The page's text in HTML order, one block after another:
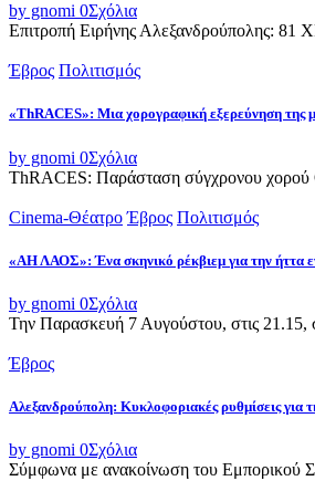
by gnomi 0Σχόλια
Επιτροπή Ειρήνης
Έβρος Πολιτισμός
«ThRACES»: Μια χορογραφική εξερεύνηση της
by gnomi 0Σχόλια
ThRACES: Παράσταση σύγχρονου χορού
Cinema-Θέατρο Έβρος Πολιτισμός
«ΑΗ ΛΑΟΣ»: Ένα σκηνικό ρέκβιεμ για την ήττα
by gnomi 0Σχόλια
Την Παρασκευή 7 Αυγούστου, στις 21.15,
Έβρος
Αλεξανδρούπολη: Κυκλοφοριακές ρυθμίσεις για
by gnomi 0Σχόλια
Σύμφωνα με ανακοίνωση του Εμπορικού